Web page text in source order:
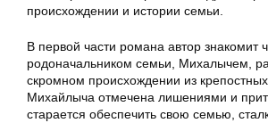
происхождении и истории семьи.
В первой части романа автор знакомит
родоначальником семьи, Михалычем,
скромном происхождении из
Михайлыча отмечена лишениями и
старается обеспечить свою семью,